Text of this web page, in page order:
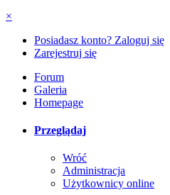
×
Posiadasz konto? Zaloguj się
Zarejestruj się
Forum
Galeria
Homepage
Przeglądaj
Wróć
Administracja
Użytkownicy online